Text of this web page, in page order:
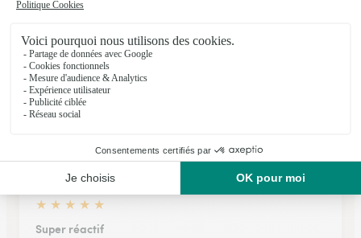
11/04/2026
★ ★ ★ ★ ★
5 étoiles
Toujours très satisfait de vos services
★ ★ ★ ★ ★
Super réactif